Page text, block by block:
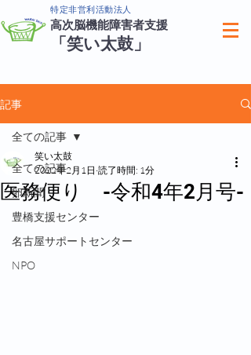
特定非営利活動法人
高次脳機能障害者支援
「笑い太鼓」
記事
全ての記事
卵新聞
豊橋支援センター
名古屋サポートセンター
NPO
全ての記事
医務便り -令和4年2月号-
笑い太鼓
2022年2月1日 読了時間: 1分